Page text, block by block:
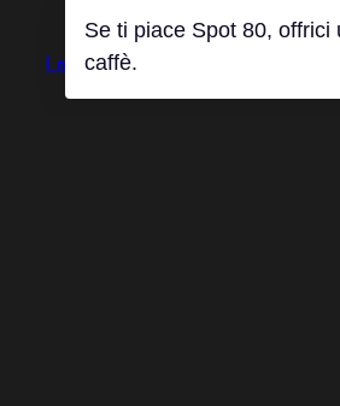
I marchi delle sigarette nella
Se ti piace Spot 80, offrici
caffè.